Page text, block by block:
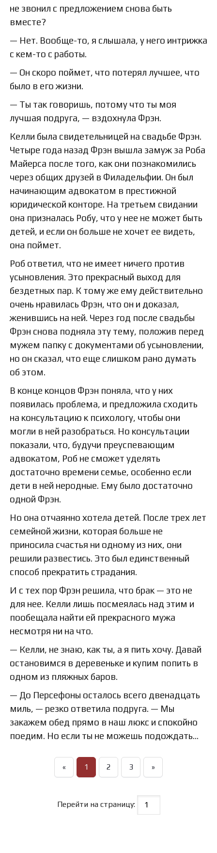
не звонил с предложением снова быть
вместе?
— Нет. Вообще-то, я слышала, у него интрижка
с кем-то с работы.
— Он скоро поймет, что потерял лучшее, что
было в его жизни.
— Ты так говоришь, потому что ты моя
лучшая подруга, — вздохнула Фрэн.
Келли была свидетельницей на свадьбе Фрэн.
Четыре года назад Фрэн вышла замуж за Роба
Майерса после того, как они познакомились
через общих друзей в Филадельфии. Он был
начинающим адвокатом в престижной
юридической конторе. На третьем свидании
она призналась Робу, что у нее не может быть
детей, и если он больше не хочет ее видеть,
она поймет.
Роб ответил, что не имеет ничего против
усыновления. Это прекрасный выход для
бездетных пар. К тому же ему действительно
очень нравилась Фрэн, что он и доказал,
женившись на ней. Через год после свадьбы
Фрэн снова подняла эту тему, положив перед
мужем папку с документами об усыновлении,
но он сказал, что еще слишком рано думать
об этом.
В конце концов Фрэн поняла, что у них
появилась проблема, и предложила сходить
на консультацию к психологу, чтобы они
могли в ней разобраться. Но консультации
показали, что, будучи преуспевающим
адвокатом, Роб не сможет уделять
достаточно времени семье, особенно если
дети в ней неродные. Ему было достаточно
одной Фрэн.
Но она отчаянно хотела детей. После трех лет
семейной жизни, которая больше не
приносила счастья ни одному из них, они
решили развестись. Это был единственный
способ прекратить страдания.
И с тех пор Фрэн решила, что брак — это не
для нее. Келли лишь посмеялась над этим и
пообещала найти ей прекрасного мужа
несмотря ни на что.
— Келли, не знаю, как ты, а я пить хочу. Давай
остановимся в деревеньке и купим попить в
одном из пляжных баров.
— До Персефоны осталось всего двенадцать
миль, — резко ответила подруга. — Мы
закажем обед прямо в наш люкс и спокойно
поедим. Но если ты не можешь подождать…
« 1 2 3 »
Перейти на страницу: